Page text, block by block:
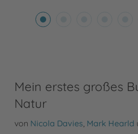
Mein erstes großes
Natur
von Nicola Davies, Mark Hearld